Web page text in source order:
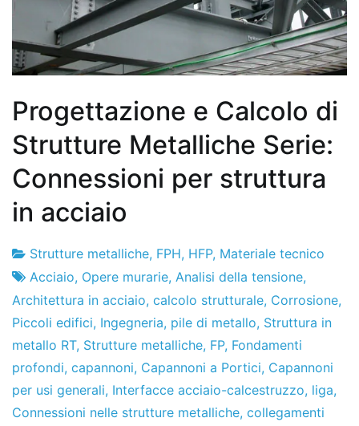
Progettazione e Calcolo di
Strutture Metalliche Serie:
Connessioni per struttura
in acciaio
Fabbrica
di
progetti
4
del
giugno
del
2011
Strutture metalliche, FPH, HFP, Materiale tecnico
Acciaio, Opere murarie, Analisi della tensione,
Architettura in acciaio, calcolo strutturale, Corrosione,
Piccoli edifici, Ingegneria, pile di metallo, Struttura in
metallo RT, Strutture metalliche, FP, Fondamenti
profondi, capannoni, Capannoni a Portici, Capannoni
per usi generali, Interfacce acciaio-calcestruzzo, liga,
Connessioni nelle strutture metalliche, collegamenti